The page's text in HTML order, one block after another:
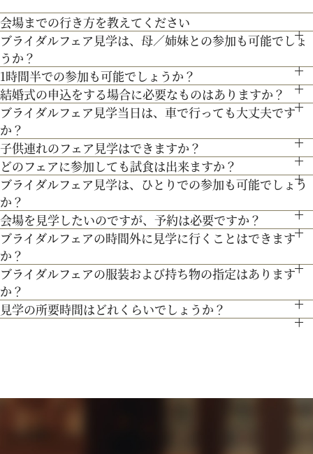
学！
リニューアルした宮の森フランセスをご紹介。
歴史を受け継ぐ本物の教会】200年の歴史を持つ礼拝堂を南フ
ランスから移築。祭壇やパイプオルガン、ステンドグラスなど
も当時のまま。挙式当日の雰囲気をぜひ、体感してみて♪
３Dプロジェクションマッピングを始め、先輩カップル絶賛の
最先端のウェディング演出の数々をご紹介。ゲストと楽しむ演
出、お姫様のように注目される演出、あなたの理想にあったも
のをご提案します。
専属衣装室『マリアクリスティ』をご案内。夢のような結婚式
を彩るドレスを間近でご覧いただける特別な機会です。是非運
命の1着を見つけてみてください＊
会場までの行き方を教えてください
●お車でお越しの方へ JR札幌駅から約15分 地下鉄西28丁
目から約3分
●交通機関をご利用の方へ 地下鉄東西線「西28丁目」駅下
車 2番出口より徒歩約15分となっております。
ブライダルフェア見学は、母／姉妹との参加も可能でしょ
うか？
もちろん可能です。親御様やご家族との参加も歓迎しておりま
す。
1時間半での参加も可能でしょうか？
通常、会場見学と試食で3時間程となります。時間内で必要な
ご案内にてご対応させて頂きます。
結婚式の申込をする場合に必要なものはありますか？
お内金と印鑑をお持ちいただいております。都度、プランナー
よりご案内させて頂きますのでご安心ください。
ブライダルフェア見学当日は、車で行っても大丈夫です
か？
お車でお越しいただいても大丈夫です。その際は、会場併設の
無料駐車場をご利用下さい。
子供連れのフェア見学はできますか？
もちろん可能です。授乳室等もご用意しておりますのでご安心
ください。
また、お子様連れでのご来館が不安な場合は、オンライン相談
フェアもご検討下さい。
どのフェアに参加しても試食は出来ますか？
「試食」マークのついているフェアにて、シェフ厳選料理の無
料試食を行っております。
ブライダルフェア見学は、ひとりでの参加も可能でしょう
か？
もちろん可能です。おひとり様でのご見学も歓迎しておりま
す。
会場を見学したいのですが、予約は必要ですか？
予約制ではございませんが、予約の方優先でご案内をしており
ます。
事前にご予約頂けますとご希望の日時に見学確実かと存じます
ので、ブライダルフェアページより予約、またはお電話にてお
ブライダルフェアの時間外に見学に行くことはできます
か？
ブライダルフェア開催時間帯での参加が難しい場合は、お電話
にてお気軽にご相談下さい。
ブライダルフェアの服装および持ち物の指定はあります
か？
特に指定はございません。服装は普段着でお気軽にお越しく
見学の所要時間はどれくらいでしょうか？
ご試食やお見積もり・日程のご提示を含めて３時間程お時間を